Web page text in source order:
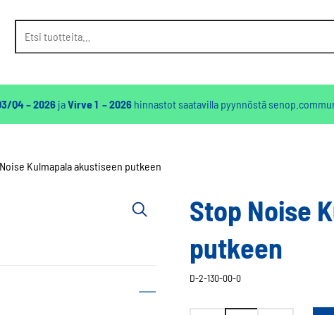
Q4 – 2026jaVirve 1 – 2026hinnastot saatavilla pyynnöstä
Kulmapala akustiseen putkeen
Stop Noise
putkeen
D-2-130-00-0